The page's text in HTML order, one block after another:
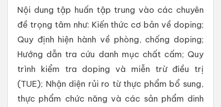
Nội dung tập huấn tập trung vào các chuyên
đề trọng tâm như: Kiến thức cơ bản về doping;
Quy định hiện hành về phòng, chống doping;
Hướng dẫn tra cứu danh mục chất cấm; Quy
trình kiểm tra doping và miễn trừ điều trị
(TUE); Nhận diện rủi ro từ thực phẩm bổ sung,
thực phẩm chức năng và các sản phẩm dinh